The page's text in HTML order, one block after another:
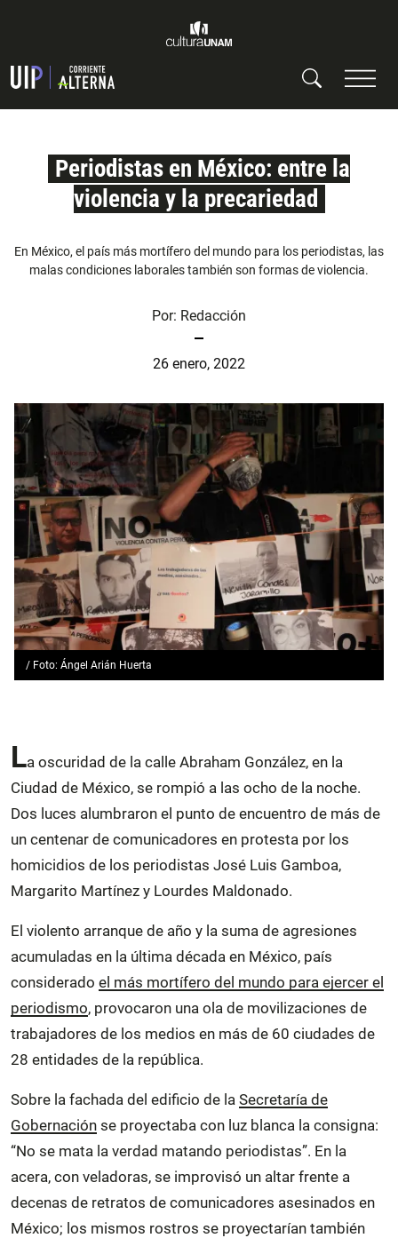
Periodistas en México: entre la
violencia y la precariedad
En México, el país más mortífero del mundo para los periodistas, las
malas condiciones laborales también son formas de violencia.
Por: Redacción
26 enero, 2022
/ Foto: Ángel Arián Huerta
La oscuridad de la calle Abraham González, en la
Ciudad de México, se rompió a las ocho de la noche.
Dos luces alumbraron el punto de encuentro de más de
un centenar de comunicadores en protesta por los
homicidios de los periodistas José Luis Gamboa,
Margarito Martínez y Lourdes Maldonado.
El violento arranque de año y la suma de agresiones
acumuladas en la última década en México, país
considerado el más mortífero del mundo para ejercer el
periodismo, provocaron una ola de movilizaciones de
trabajadores de los medios en más de 60 ciudades de
28 entidades de la república.
Sobre la fachada del edificio de la Secretaría de
Gobernación se proyectaba con luz blanca la consigna:
“No se mata la verdad matando periodistas”. En la
acera, con veladoras, se improvisó un altar frente a
decenas de retratos de comunicadores asesinados en
México; los mismos rostros se proyectarían también